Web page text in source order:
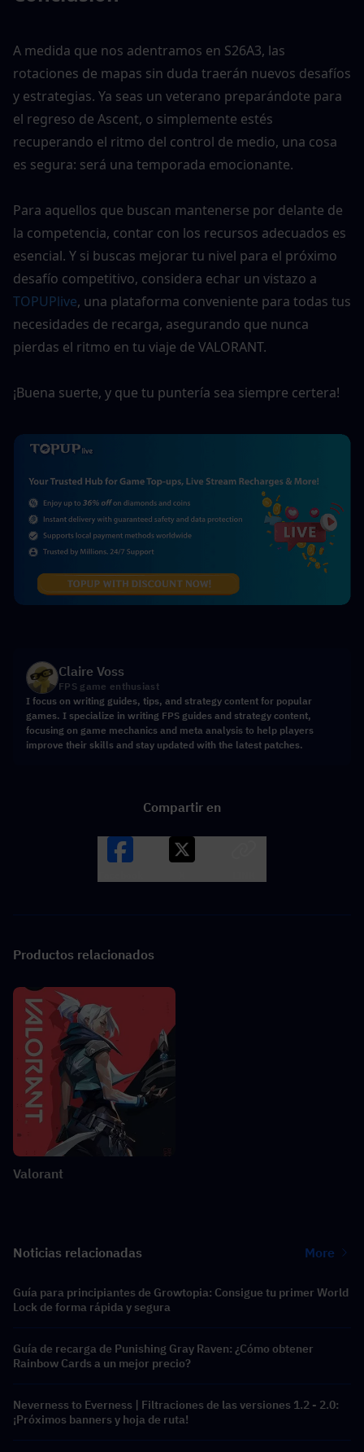
A medida que nos adentramos en S26A3, las
rotaciones de mapas sin duda traerán nuevos desafíos
y estrategias. Ya seas un veterano preparándote para
el regreso de Ascent, o simplemente estés
recuperando el ritmo del control de medio, una cosa
es segura: será una temporada emocionante.
Para aquellos que buscan mantenerse por delante de
la competencia, contar con los recursos adecuados es
esencial. Y si buscas mejorar tu nivel para el próximo
TOPUPlive, una plataforma conveniente para todas tus
necesidades de recarga, asegurando que nunca
pierdas el ritmo en tu viaje de VALORANT.
¡Buena suerte, y que tu puntería sea siempre certera!
Claire Voss
FPS game enthusiast
I focus on writing guides, tips, and strategy content for popular
games. I specialize in writing FPS guides and strategy content,
focusing on game mechanics and meta analysis to help players
improve their skills and stay updated with the latest patches.
Compartir en
Productos relacionados
Valorant
Noticias relacionadas More
Guía para principiantes de Growtopia: Consigue tu primer World
Lock de forma rápida y segura
Guía de recarga de Punishing Gray Raven: ¿Cómo obtener
Rainbow Cards a un mejor precio?
Neverness to Everness | Filtraciones de las versiones 1.2 - 2.0:
¡Próximos banners y hoja de ruta!